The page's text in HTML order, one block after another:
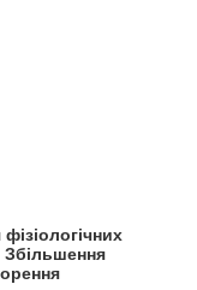
фізіологічних
Збільшення